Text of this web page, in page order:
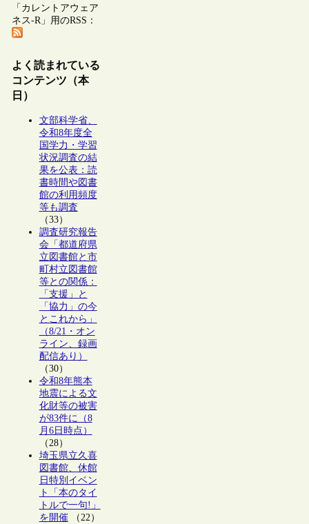
「カレントアウェア
ネス-R」用のRSS：
よく読まれている
コンテンツ（本
日）
文部科学省、
令和8年度全
国学力・学習
状況調査の結
果を公表：読
書時間や図書
館の利用頻度
等も調査
（33）
調査研究報告
会「都道府県
立図書館と市
町村立図書館
等との関係：
「支援」と
「協力」の今
とこれから」
（8/21・オン
ライン、録画
配信あり）
（30）
令和8年熊本
地震による文
化財等の被害
が83件に（8
月6日時点）
（28）
埼玉県立久喜
図書館、休館
日特別イベン
ト「本のタイ
トルで一句!」
を開催（22）